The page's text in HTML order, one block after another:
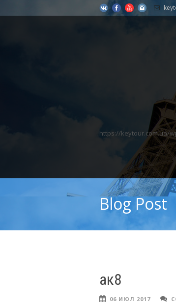
https://keytour.com.ua/
Blog Post
ак8
06 ИЮЛ 2017